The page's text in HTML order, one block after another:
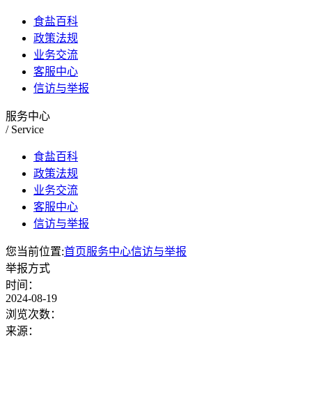
食盐百科
政策法规
业务交流
客服中心
信访与举报
服务中心
/ Service
食盐百科
政策法规
业务交流
客服中心
信访与举报
您当前位置:首页服务中心信访与举报
举报方式
时间：
2024-08-19
浏览次数：
来源：